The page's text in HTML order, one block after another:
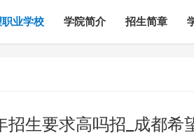
业学校 学院简介 招生简章
生要求高吗招_成都希